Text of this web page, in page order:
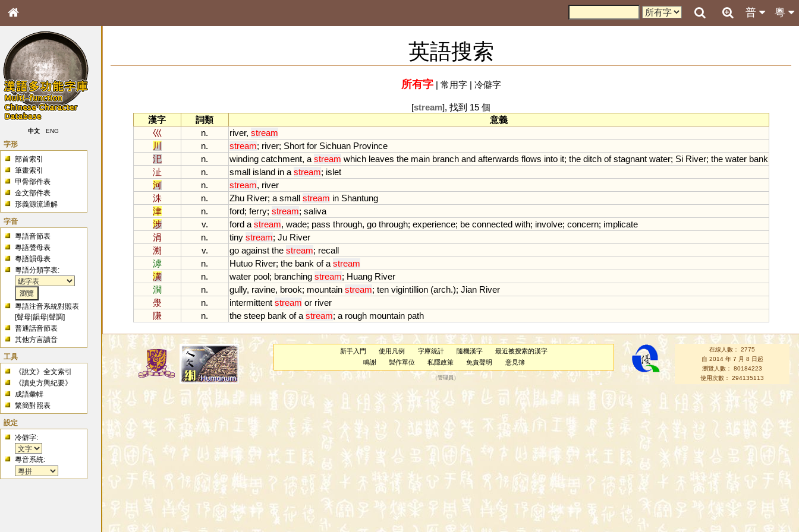
粵
普
中文 ENG
字形
部首索引
筆畫索引
甲骨部件表
金文部件表
形義源流通解
字音
粵語音節表
粵語聲母表
粵語韻母表
粵語分類字表:
粵語注音系統對照表
[聲母 |韻母 |聲調]
普通話音節表
其他方言讀音
工具
《說文》全文索引
《讀史方輿紀要》
成語彙輯
繁簡對照表
設定
冷僻字:
粵音系統:
英語搜索
所有字| 常用字| 冷僻字
[stream], 找到 15 個
漢字
詞類
意義
巛
n. river, stream
川
n. stream; river; Short for Sichuan Province
汜
n. winding catchment, a stream which leaves the main branch and afterwards flows into it; the ditch of stagnant water; Si River; the water bank
沚
n. small island in a stream; islet
河
n. stream, river
洙
n. Zhu River; a small stream in Shantung
津
n. ford; ferry; stream; saliva
涉
v. ford a stream, wade; pass through, go through; experience; be connected with; involve; concern; implicate
涓
n. tiny stream; Ju River
溯
v. go against the stream; recall
滹
n. Hutuo River; the bank of a stream
潢
n. water pool; branching stream; Huang River
澗
n. gully, ravine, brook; mountain stream; ten vigintillion(arch.); Jian River
澩
n. intermittent stream or river
隒
n. the steep bank of a stream; a rough mountain path
新手入門 使用凡例 字庫統計 隨機漢字
最近被搜索的漢字
鳴謝
製作單位 私隱政策 免責聲明 意見簿
（管理員 ）
在線人數： 2775
自 2014 年 7 月 8 日起
瀏覽人數： 80184223
使用次數： 294135113